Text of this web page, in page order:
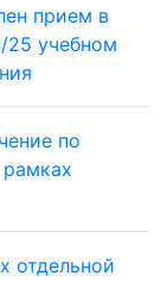
прием в
учебном
по
отдельной